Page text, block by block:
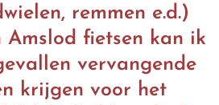
remmen e.d.)
Amslod fietsen kan ik
vervangende
krijgen voor het